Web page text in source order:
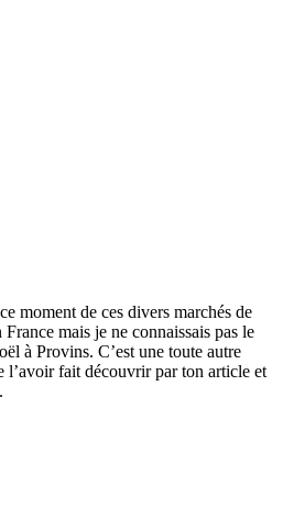
moment de ces divers marchés de
mais je ne connaissais pas le
à Provins. C’est une toute autre
l’avoir fait découvrir par ton article et